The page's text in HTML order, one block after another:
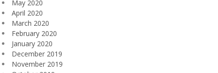
May 2020
April 2020
March 2020
February 2020
January 2020
December 2019
November 2019